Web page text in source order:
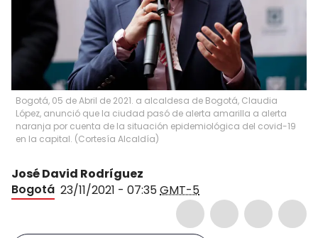
Bogotá, 05 de Abril de 2021. a alcaldesa de Bogotá, Claudia
López, anunció que la ciudad pasó de alerta amarilla a alerta
naranja por cuenta de la situación epidemiológica del covid-19
en la capital. (Cortesía Alcaldía)
José David Rodríguez
Bogotá 23/11/2021 - 07:35GMT-5